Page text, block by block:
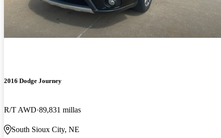
2016 Dodge Journey
R/T AWD 89,831 millas
South Sioux City, NE